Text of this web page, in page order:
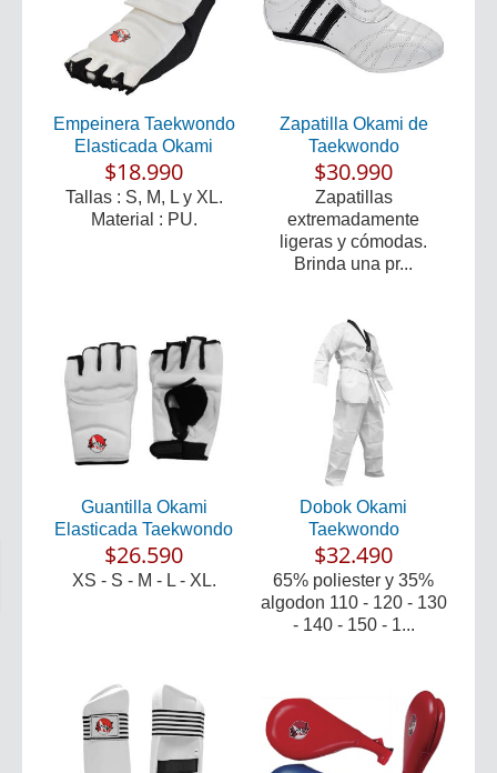
Empeinera Taekwondo
Elasticada Okami
$18.990
Tallas : S, M, L y XL.
Material : PU.
Zapatilla Okami de
Taekwondo
$30.990
Zapatillas
extremadamente
ligeras y cómodas.
Brinda una pr...
Guantilla Okami
Elasticada Taekwondo
$26.590
XS - S - M - L - XL.
Dobok Okami
Taekwondo
$32.490
65% poliester y 35%
algodon 110 - 120 - 130
- 140 - 150 - 1...